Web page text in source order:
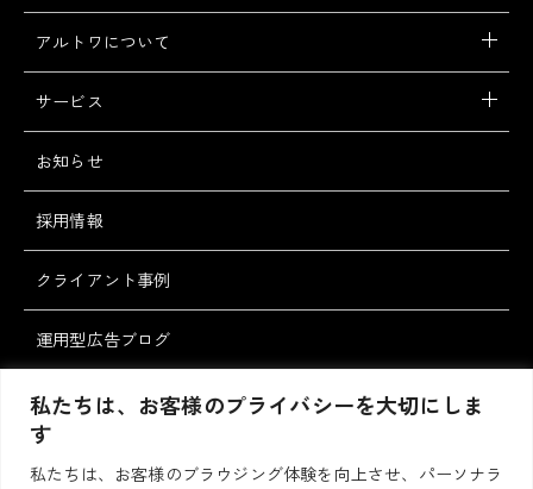
私たちは、お客様のプライバシーを大切にしま
す
私たちは、お客様のブラウジング体験を向上させ、パーソナラ
アルトワについて
サービス
お知らせ
採用情報
クライアント事例
運用型広告ブログ
スタッフブログ
お問い合わせ・ご